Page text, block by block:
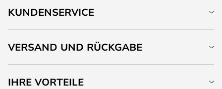
KUNDENSERVICE
VERSAND UND RÜCKGABE
IHRE VORTEILE